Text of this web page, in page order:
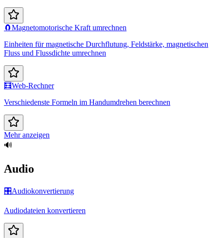
🧲Magnetomotorische Kraft umrechnen
Einheiten für magnetische Durchflutung, Feldstärke, magnetischen
Fluss und Flussdichte umrechnen
🧮Web-Rechner
Verschiedenste Formeln im Handumdrehen berechnen
Mehr anzeigen
🔊
Audio
🎛️Audiokonvertierung
Audiodateien konvertieren